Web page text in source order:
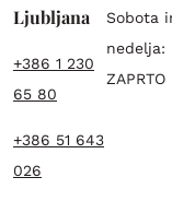
Ljubljana
+386 1 230
65 80
+386 51 643
026
Sobota
nedelja:
ZAPRTO